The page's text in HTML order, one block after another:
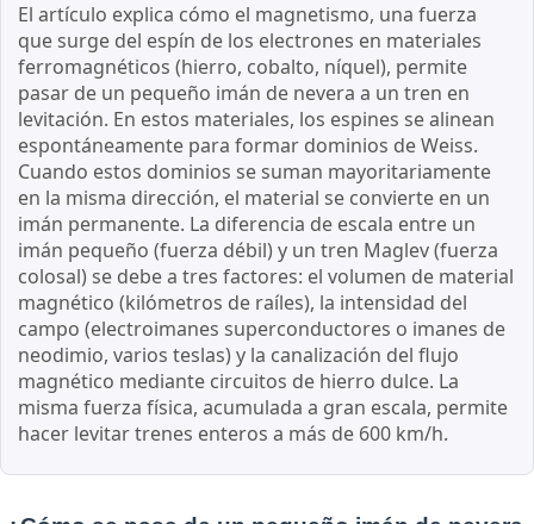
El artículo explica cómo el magnetismo, una fuerza
que surge del espín de los electrones en materiales
ferromagnéticos (hierro, cobalto, níquel), permite
pasar de un pequeño imán de nevera a un tren en
levitación. En estos materiales, los espines se alinean
espontáneamente para formar dominios de Weiss.
Cuando estos dominios se suman mayoritariamente
en la misma dirección, el material se convierte en un
imán permanente. La diferencia de escala entre un
imán pequeño (fuerza débil) y un tren Maglev (fuerza
colosal) se debe a tres factores: el volumen de material
magnético (kilómetros de raíles), la intensidad del
campo (electroimanes superconductores o imanes de
neodimio, varios teslas) y la canalización del flujo
magnético mediante circuitos de hierro dulce. La
misma fuerza física, acumulada a gran escala, permite
hacer levitar trenes enteros a más de 600 km/h.